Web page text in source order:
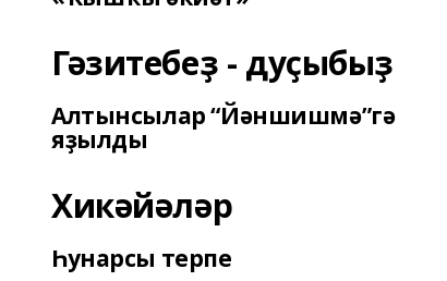
Гәзитебеҙ - дуҫыбыҙ
Алтынсылар “Йәншишмә”гә
яҙылды
Хикәйәләр
Һунарсы терпе